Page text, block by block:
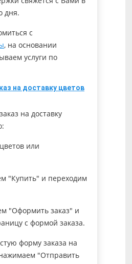
дня.
с
, на основании
услуги по
на доставку цветов
на доставку
или
"Купить" и переходим
"Оформить заказ" и
с формой заказа.
форму заказа на
"Отправить